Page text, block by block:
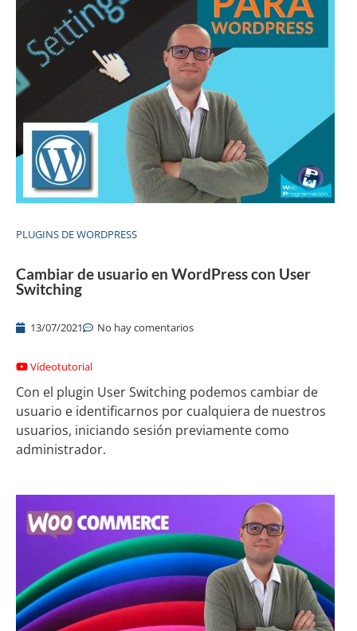
PLUGINS DE WORDPRESS
Cambiar de usuario en WordPress con User
Switching
13/07/2021 No hay comentarios
Vídeotutorial
Con el plugin User Switching podemos cambiar de
usuario e identificarnos por cualquiera de nuestros
usuarios, iniciando sesión previamente como
administrador.